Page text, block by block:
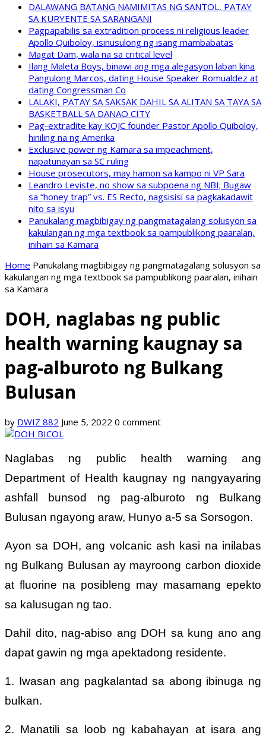
DALAWANG BATANG NAMIMITAS NG SANTOL, PATAY
SA KURYENTE SA SARANGANI
Pagpapabilis sa extradition process ni religious leader
Apollo Quiboloy, isinusulong ng isang mambabatas
Magat Dam, wala na sa critical level
Ilang Maleta Boys, binawi ang mga alegasyon laban kina
Pangulong Marcos, dating House Speaker Romualdez at
dating Congressman Co
LALAKI, PATAY SA SAKSAK DAHIL SA ALITAN SA TAYA SA
BASKETBALL SA DANAO CITY
Pag-extradite kay KOJC founder Pastor Apollo Quiboloy,
hiniling na ng Amerika
Exclusive power ng Kamara sa impeachment,
napatunayan sa SC ruling
House prosecutors, may hamon sa kampo ni VP Sara
Leandro Leviste, no show sa subpoena ng NBI; Bugaw
sa “honey trap” vs. ES Recto, nagsisisi sa pagkakadawit
nito sa isyu
Panukalang magbibigay ng pangmatagalang solusyon sa
kakulangan ng mga textbook sa pampublikong paaralan,
inihain sa Kamara
Home Panukalang magbibigay ng pangmatagalang solusyon sa
kakulangan ng mga textbook sa pampublikong paaralan, inihain
sa Kamara
DOH, naglabas ng public
health warning kaugnay sa
pag-alburoto ng Bulkang
Bulusan
by DWIZ 882 June 5, 2022 0 comment
Naglabas ng public health warning ang
Department of Health kaugnay ng nangyayaring
ashfall bunsod ng pag-alburoto ng Bulkang
Bulusan ngayong araw, Hunyo a-5 sa Sorsogon.
Ayon sa DOH, ang volcanic ash kasi na inilabas
ng Bulkang Bulusan ay mayroong carbon dioxide
at fluorine na posibleng may masamang epekto
sa kalusugan ng tao.
Dahil dito, nag-abiso ang DOH sa kung ano ang
dapat gawin ng mga apektadong residente.
1. Iwasan ang pagkalantad sa abong ibinuga ng
bulkan.
2. Manatili sa loob ng kabahayan at isara ang